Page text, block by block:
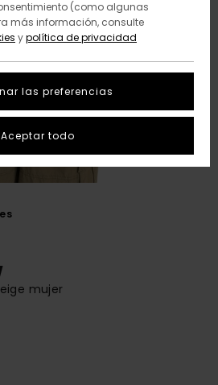
mujer
(como algunas
más información, consulte
ypolítica de privacidad
las preferencias
Aceptar todo